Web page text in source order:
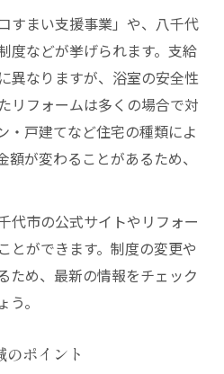
すまい支援事業」や、八千代
度などが挙げられます。支給
異なりますが、浴室の安全性
リフォームは多くの場合で対
・戸建てなど住宅の種類によ
が変わることがあるため、
代市の公式サイトやリフォー
とができます。制度の変更や
ため、最新の情報をチェック
。
ポイント